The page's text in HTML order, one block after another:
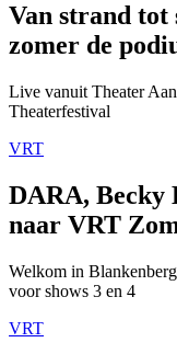
Van strand tot
zomer de
Live vanuit Theater
Theaterfestival
VRT
DARA, Becky
naar VRT
Welkom in
voor shows 3 en 4
VRT